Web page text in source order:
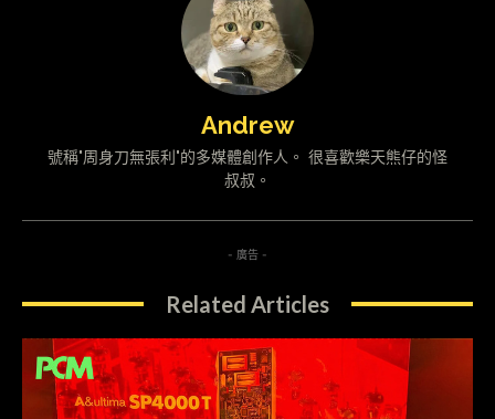
Andrew
號稱"周身刀無張利"的多媒體創作人。 很喜歡樂天熊仔的怪
叔叔。
- 廣告 -
Related Articles